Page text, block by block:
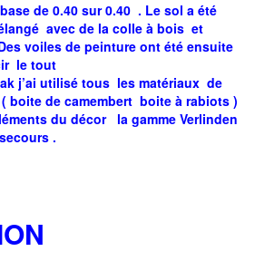
de 0.40 sur 0.40 . Le sol a été
avec de la colle à bois et
voiles de peinture ont été ensuite
le tout
j’ai utilisé tous les matériaux de
boite de camembert boite à rabiots )
du décor la gamme Verlinden
.